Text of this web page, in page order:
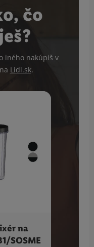
čo
iného nakúpiš v
Lidl.sk.
na
SOSME